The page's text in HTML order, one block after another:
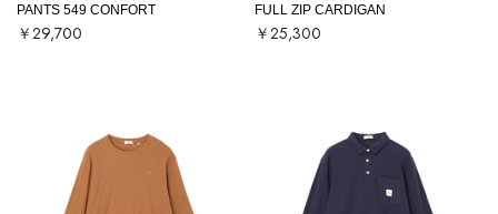
PANTS 549 CONFORT
￥29,700
FULL ZIP CARDIGAN
￥25,300